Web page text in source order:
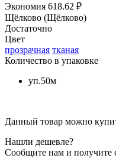
Экономия 618.62 ₽
Щёлково (Щёлково)
Достаточно
Цвет
прозрачная тканая
Количество в упаковке
уп.50м
Данный товар можно
Нашли дешевле?
Сообщите нам и получите